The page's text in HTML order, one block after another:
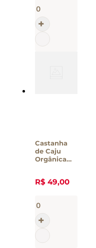
Castanha
de Caju
Orgânica
240g
R$ 49,00